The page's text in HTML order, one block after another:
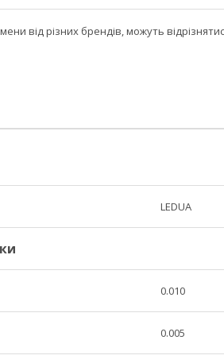
від різних брендів, можуть
LEDUA
0.010
0.005